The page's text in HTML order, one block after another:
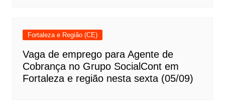
Fortaleza e Região (CE)
Vaga de emprego para Agente de
Cobrança no Grupo SocialCont em
Fortaleza e região nesta sexta (05/09)